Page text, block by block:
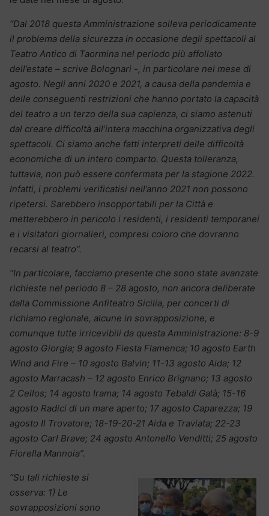
“Dal 2018 questa Amministrazione solleva periodicamente
il problema della sicurezza in occasione degli spettacoli al
Teatro Antico di Taormina nel periodo più affollato
dell’estate – scrive Bolognari -, in particolare nel mese di
agosto. Negli anni 2020 e 2021, a causa della pandemia e
delle conseguenti restrizioni che hanno portato la capacità
del teatro a un terzo della sua capienza, ci siamo astenuti
dal creare difficoltà all’intera macchina organizzativa degli
spettacoli. Ci siamo anche fatti interpreti delle difficoltà
economiche di un intero comparto. Questa tolleranza,
tuttavia, non può essere confermata per la stagione 2022.
Infatti, i problemi verificatisi nell’anno 2021 non possono
ripetersi. Sarebbero insopportabili per la Città e
metterebbero in pericolo i residenti, i residenti temporanei
e i visitatori giornalieri, compresi coloro che dovranno
recarsi al teatro”.
“In particolare, facciamo presente che sono state avanzate
richieste nel periodo 8 – 28 agosto, non ancora deliberate
dalla Commissione Anfiteatro Sicilia, per concerti di
richiamo regionale, alcune in sovrapposizione, e
comunque tutte irricevibili da questa Amministrazione: 8-9
agosto Giorgia; 9 agosto Fiesta Flamenca; 10 agosto Earth
Wind and Fire – 10 agosto Balvin; 11-13 agosto Aida; 12
agosto Marracash – 12 agosto Enrico Brignano; 13 agosto
2 Cellos; 14 agosto Irama; 14 agosto Tebaldi Galà; 15-16
agosto Radici di un mare aperto; 17 agosto Caparezza; 19
agosto Il Trovatore; 18-19-20-21 Aida e Traviata; 22-23
agosto Carl Brave; 24 agosto Antonello Venditti; 25 agosto
Fiorella Mannoia”.
“Su tali richieste si
osserva: 1) Le
sovrapposizioni sono